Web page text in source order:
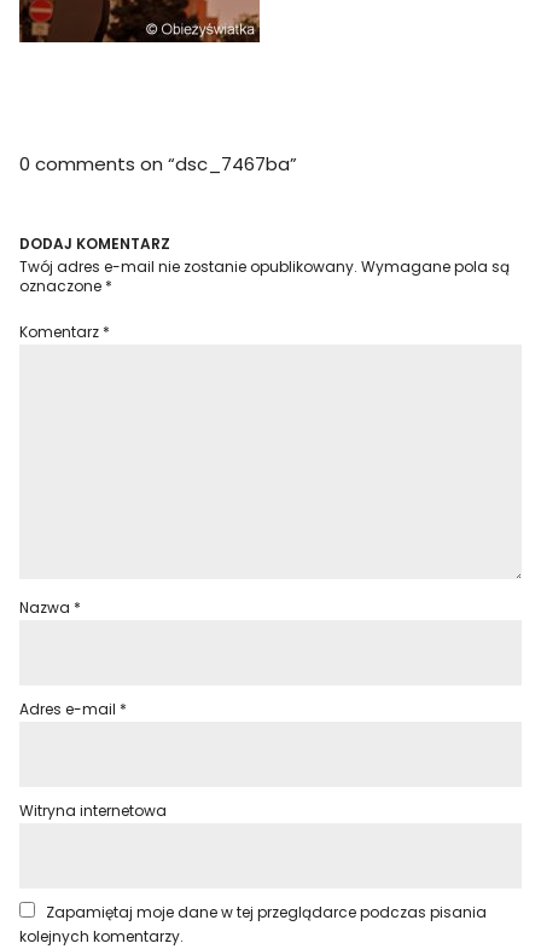
0 comments on “dsc_7467ba”
DODAJ KOMENTARZ
Twój adres e-mail nie zostanie opublikowany. Wymagane pola są
oznaczone *
Komentarz *
Nazwa *
Adres e-mail *
Witryna internetowa
Zapamiętaj moje dane w tej przeglądarce podczas pisania
kolejnych komentarzy.